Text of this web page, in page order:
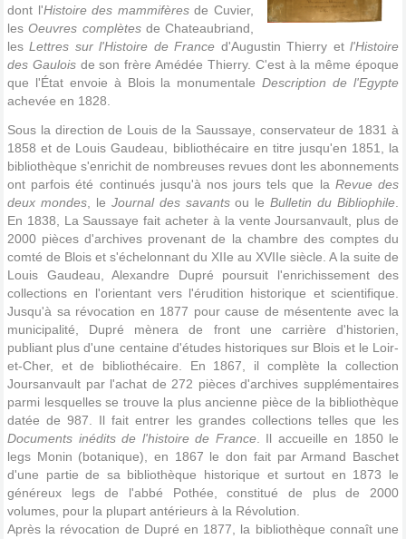
dont l'Histoire des mammifèresde Cuvier,
lesOeuvres complètesde Chateaubriand,
lesLettres sur l'Histoire de France d'Augustin Thierry etl'Histoire
des Gauloisde son frère Amédée Thierry. C'est à la même époque
que l'État envoie à Blois la monumentale Description de l'Egypte
achevée en 1828.
Sous la direction de Louis de la Saussaye, conservateur de 1831 à
1858 et de Louis Gaudeau, bibliothécaire en titre jusqu'en 1851, la
bibliothèque s'enrichit de nombreuses revues dont les abonnements
ont parfois été continués jusqu'à nos jours tels que la Revue des
deux mondes, le Journal des savantsou leBulletin du Bibliophile
En 1838, La Saussaye fait acheter à la vente Joursanvault, plus de
2000 pièces d'archives provenant de la chambre des comptes du
comté de Blois et s'échelonnant du XIIe au XVIIe siècle. A la suite de
Louis Gaudeau, Alexandre Dupré poursuit l'enrichissement des
collections en l'orientant vers l'érudition historique et scientifique.
Jusqu'à sa révocation en 1877 pour cause de mésentente avec la
municipalité, Dupré mènera de front une carrière d'historien,
publiant plus d'une centaine d'études historiques sur Blois et le Loir-
et-Cher, et de bibliothécaire. En 1867, il complète la collection
Joursanvault par l'achat de 272 pièces d'archives supplémentaires
parmi lesquelles se trouve la plus ancienne pièce de la bibliothèque
datée de 987. Il fait entrer les grandes collections telles que les
Documents inédits de l'histoire de France. Il accueille en 1850 le
legs Monin (botanique), en 1867 le don fait par Armand Baschet
d'une partie de sa bibliothèque historique et surtout en 1873 le
généreux legs de l'abbé Pothée, constitué de plus de 2000
volumes, pour la plupart antérieurs à la Révolution.
Après la révocation de Dupré en 1877, la bibliothèque connaît une